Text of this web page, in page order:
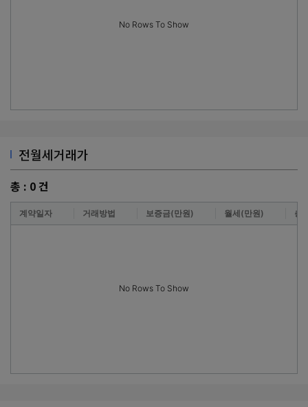
No Rows To Show
전월세거래가
총 : 0건
계약일자 거래방법 보증금(만원) 월세(만원) 층
No Rows To Show